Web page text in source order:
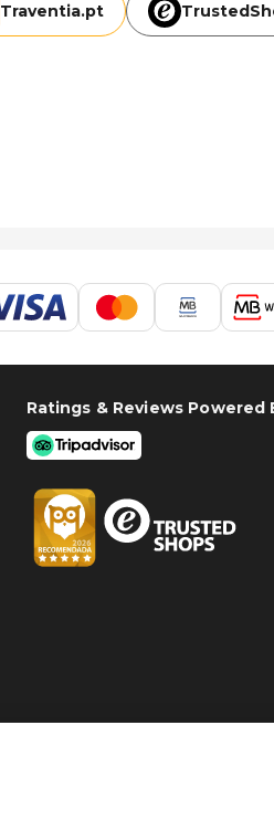
Traventia.pt
Ratings & Reviews Powered